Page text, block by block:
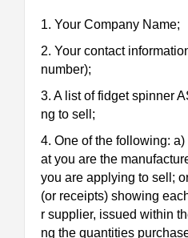
1. Your Company Name;
2. Your contact
number);
3. A list of fidget spinner
ng to sell;
4. One of the following:
at you are the
you are applying to sell;
(or receipts) showing
r supplier, issued within
ng the quantities